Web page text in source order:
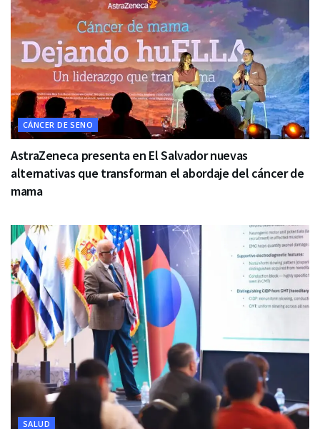
CÁNCER DE SENO
AstraZeneca presenta en El Salvador nuevas
alternativas que transforman el abordaje del cáncer de
mama
SALUD